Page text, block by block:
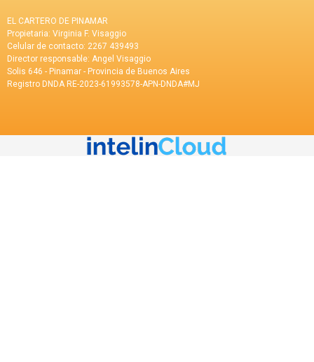
EL CARTERO DE PINAMAR
Propietaria: Virginia F. Visaggio
Celular de contacto: 2267 439493
Director responsable: Angel Visaggio
Solis 646 - Pinamar - Provincia de Buenos Aires
Registro DNDA RE-2023-61993578-APN-DNDA#MJ